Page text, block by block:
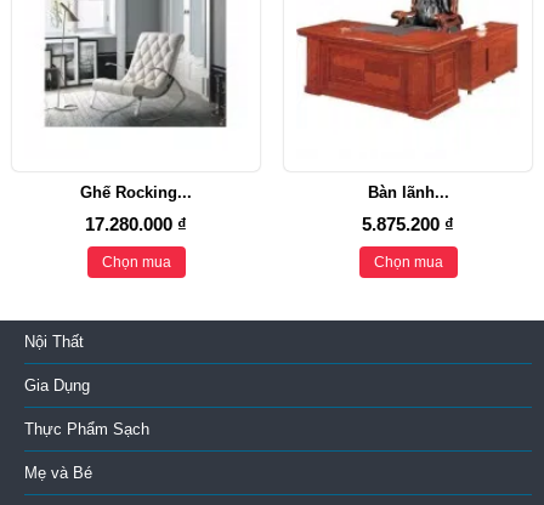
Ghế Rocking...
17.280.000 ₫
Chọn mua
Bàn lãnh...
5.875.200 ₫
Chọn mua
Nội Thất
Gia Dụng
Thực Phẩm Sạch
Mẹ và Bé